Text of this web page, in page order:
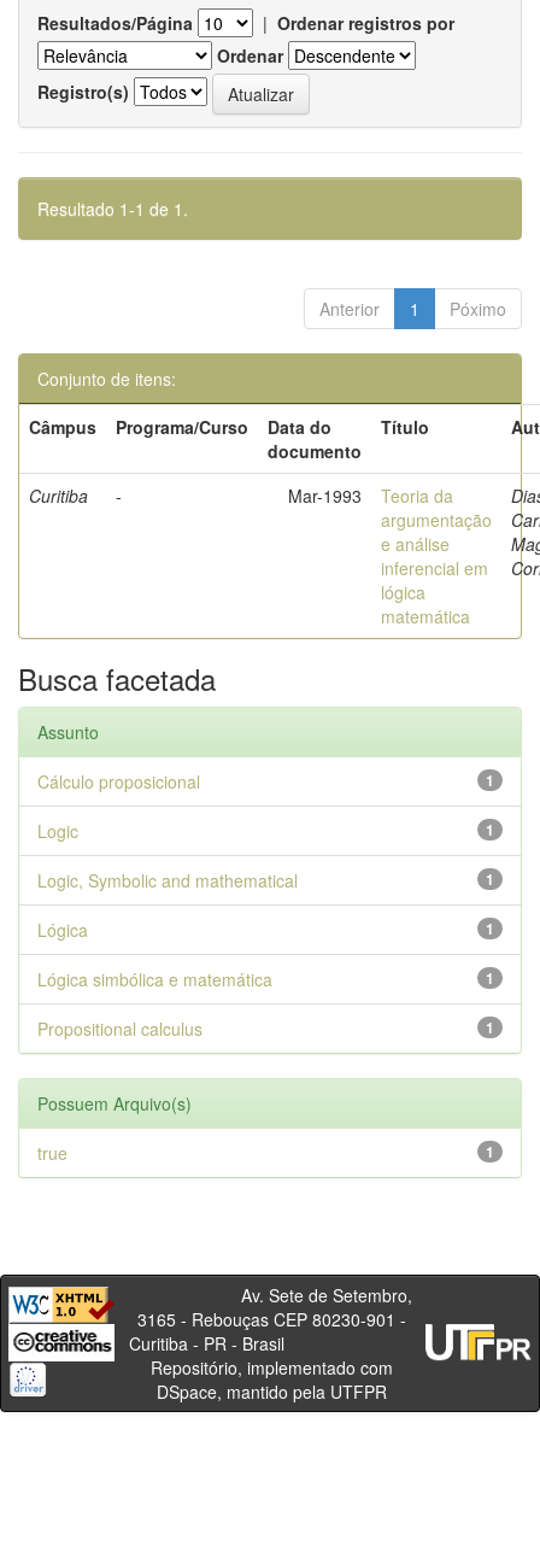
Resultados/Página | Ordenar registros por
Ordenar
Registro(s)
Resultado 1-1 de 1.
Anterior 1 Póximo
Conjunto de itens:
Câmpus
Programa/Curso
Data do
documento
Título
Curitiba - Mar-1993
Teoria da
argumentação
e análise
inferencial em
lógica
matemática
Busca facetada
Assunto
1
Cálculo proposicional
1
Logic
1
Logic, Symbolic and mathematical
1
Lógica
1
Lógica simbólica e matemática
1
Propositional calculus
Possuem Arquivo(s)
1
true
Av. Sete de Setembro,
3165 - Rebouças CEP 80230-901 -
Curitiba - PR - Brasil
Repositório, implementado com
DSpace, mantido pela UTFPR